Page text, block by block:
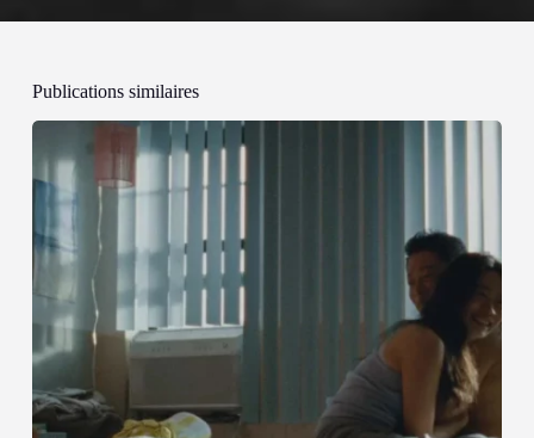
Publications similaires